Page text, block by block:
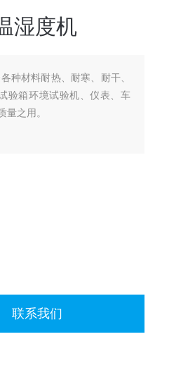
湿度机
种材料耐热、耐寒、耐干、
验箱环境试验机、仪表、车
之用。
联系我们